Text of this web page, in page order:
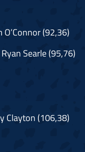
O’Connor (92,36)
Ryan Searle (95,76)
Clayton (106,38)